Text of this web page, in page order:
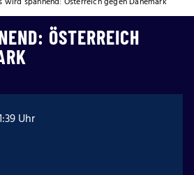
ÖSTERREICH
Uhr